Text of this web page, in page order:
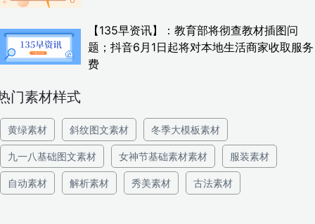
【135早资讯】：教育部将彻查教材插图问
题；抖音6月1日起将对本地生活商家收取服务
费
门素材样式
黄绿素材 斜纹图文素材 冬季大模板素材
九一八基础图文素材 女神节基础素材素材 服装素材
自动素材 解析素材 秀美素材 古法素材